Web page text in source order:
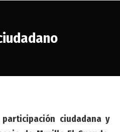
ciudadana y